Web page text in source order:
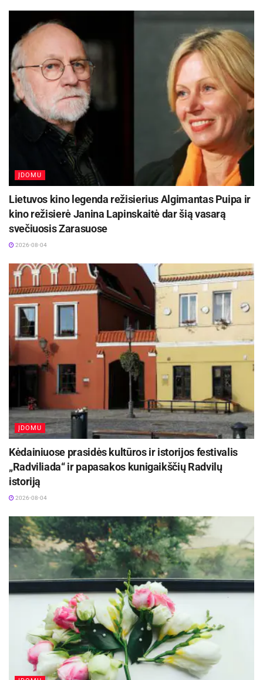
ĮDOMU
Lietuvos kino legenda režisierius Algimantas Puipa ir
kino režisierė Janina Lapinskaitė dar šią vasarą
svečiuosis Zarasuose
2026-08-04
ĮDOMU
Kėdainiuose prasidės kultūros ir istorijos festivalis
„Radviliada“ ir papasakos kunigaikščių Radvilų
istoriją
2026-08-04